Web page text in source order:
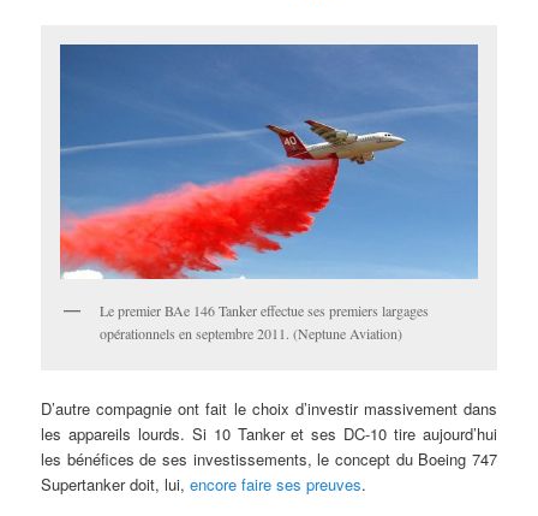
Le premier BAe 146 Tanker effectue ses premiers largages
opérationnels en septembre 2011. (Neptune Aviation)
D’autre compagnie ont fait le choix d’investir massivement dans
les appareils lourds. Si 10 Tanker et ses DC-10 tire aujourd’hui
les bénéfices de ses investissements, le concept du Boeing 747
Supertanker doit, lui,encore faire ses preuves.